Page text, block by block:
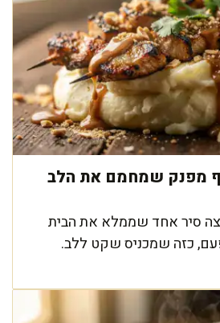
מפנק שמחמם את הלב
סיר אחד שממלא את הבית
כזה שמכניס שקט ללב.